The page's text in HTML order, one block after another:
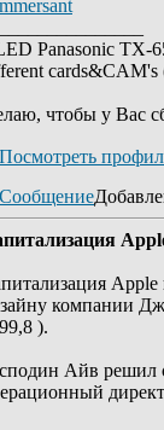
Panasonic TX-
чтобы у Вас
компании
).
Айв решил